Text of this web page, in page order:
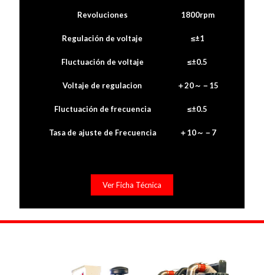
Revoluciones 1800rpm
Regulación de voltaje ≤±1
Fluctuación de voltaje ≤±0.5
Voltaje de regulacion ＋20～－15
Fluctuación de frecuencia ≤±0.5
Tasa de ajuste de Frecuencia ＋10～－7
Ver Ficha Técnica